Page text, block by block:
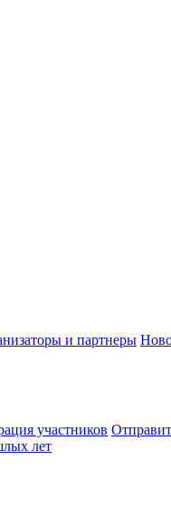
и партнеры
участников
лет